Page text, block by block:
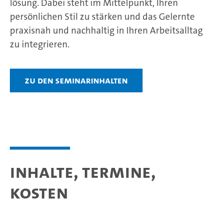
lösung. Dabei steht im Mittelpunkt, Ihren
persönlichen Stil zu stärken und das Gelernte
praxisnah und nachhaltig in Ihren Arbeitsalltag
zu integrieren.
Zu den Seminarinhalten
Inhalte, Termine,
Kosten